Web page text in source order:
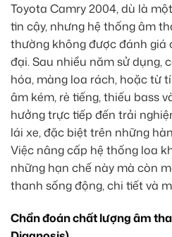
Toyota Camry 2004, dù là
tin cậy, nhưng hệ thống âm
thường không được đánh giá
đại. Sau nhiều năm sử dụng,
hóa, màng loa rách, hoặc từ
âm kém, rè tiếng, thiếu bass
hưởng trực tiếp đến trải
lái xe, đặc biệt trên những
Việc nâng cấp hệ thống loa
những hạn chế này mà còn
thanh sống động, chi tiết và
Chẩn đoán chất lượng âm